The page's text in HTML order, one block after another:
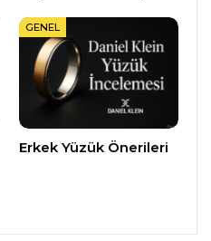
GENEL
Erkek Yüzük Önerileri